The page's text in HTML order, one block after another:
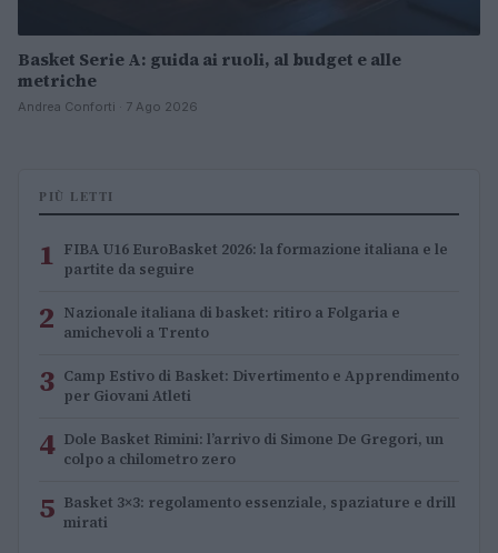
Basket Serie A: guida ai ruoli, al budget e alle
metriche
Andrea Conforti · 7 Ago 2026
PIÙ LETTI
1 FIBA U16 EuroBasket 2026: la formazione italiana e le
partite da seguire
2 Nazionale italiana di basket: ritiro a Folgaria e
amichevoli a Trento
3 Camp Estivo di Basket: Divertimento e Apprendimento
per Giovani Atleti
4 Dole Basket Rimini: l’arrivo di Simone De Gregori, un
colpo a chilometro zero
5 Basket 3×3: regolamento essenziale, spaziature e drill
mirati